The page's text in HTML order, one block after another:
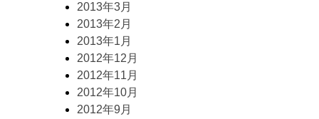
2013年3月
2013年2月
2013年1月
2012年12月
2012年11月
2012年10月
2012年9月